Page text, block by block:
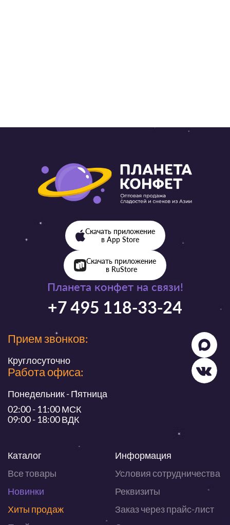
Планета конфет на связи!
+7 495 118-33-24
Прием звонков:
Круглосуточно
Работа офиса:
Понедельник - Пятница
02:00 - 11:00 МСК
09:00 - 18:00 ВДК
Каталог
Все товары
Новинки
Хиты продаж
Информация
Условия сотрудничества
Реквизиты
Заказ через прайс-лист
Скачать приложение
в App Store
Скачать приложение
в RuStore